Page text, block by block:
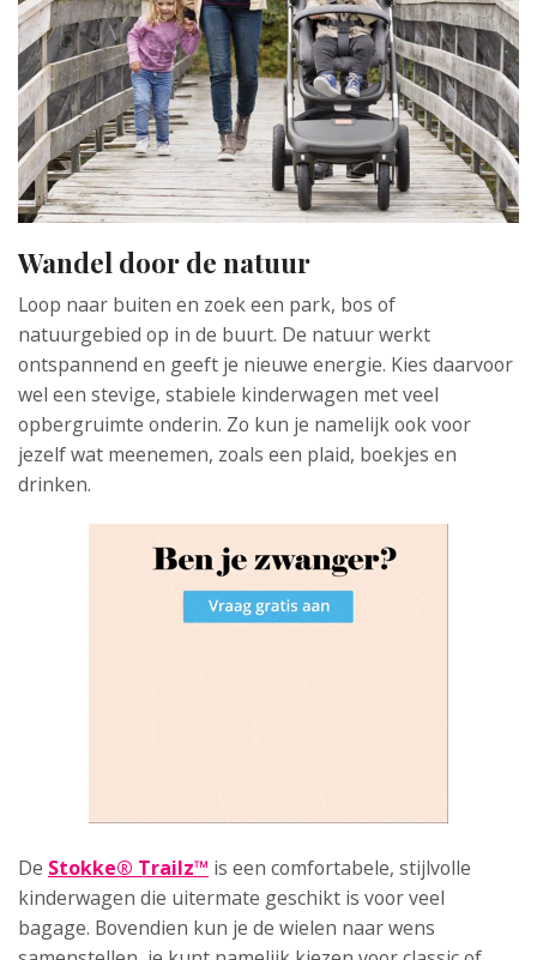
Wandel door de natuur
Loop naar buiten en zoek een park, bos of
natuurgebied op in de buurt. De natuur werkt
ontspannend en geeft je nieuwe energie. Kies daarvoor
wel een stevige, stabiele kinderwagen met veel
opbergruimte onderin. Zo kun je namelijk ook voor
jezelf wat meenemen, zoals een plaid, boekjes en
drinken.
De Stokke® Trailz™ is een comfortabele, stijlvolle
kinderwagen die uitermate geschikt is voor veel
bagage. Bovendien kun je de wielen naar wens